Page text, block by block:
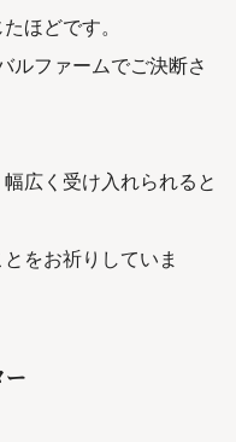
ほどです。
ルファームでご決断さ
広く受け入れられると
をお祈りしていま
ー